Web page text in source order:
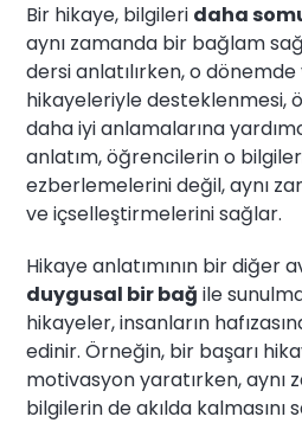
Bir hikaye, bilgileri daha
aynı zamanda bir bağlam
dersi anlatılırken, o
hikayeleriyle desteklenmesi,
daha iyi anlamalarına
anlatım, öğrencilerin o
ezberlemelerini değil, aynı
ve içselleştirmelerini sağlar.
Hikaye anlatımının bir diğer
duygusal bir bağ ile
hikayeler, insanların
edinir. Örneğin, bir başarı
motivasyon yaratırken, aynı
bilgilerin de akılda kalmasını